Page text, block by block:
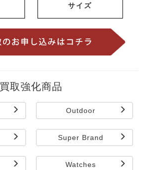
サイズ
買取強化商品
Outdoor
Super Brand
Watches